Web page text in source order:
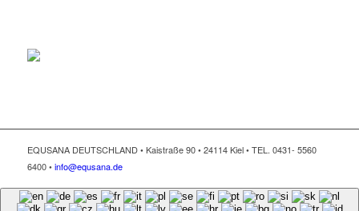
EQUSANA DEUTSCHLAND • Kaistraße 90 • 24114 Kiel • TEL. 0431- 5560
6400 •info@equsana.de